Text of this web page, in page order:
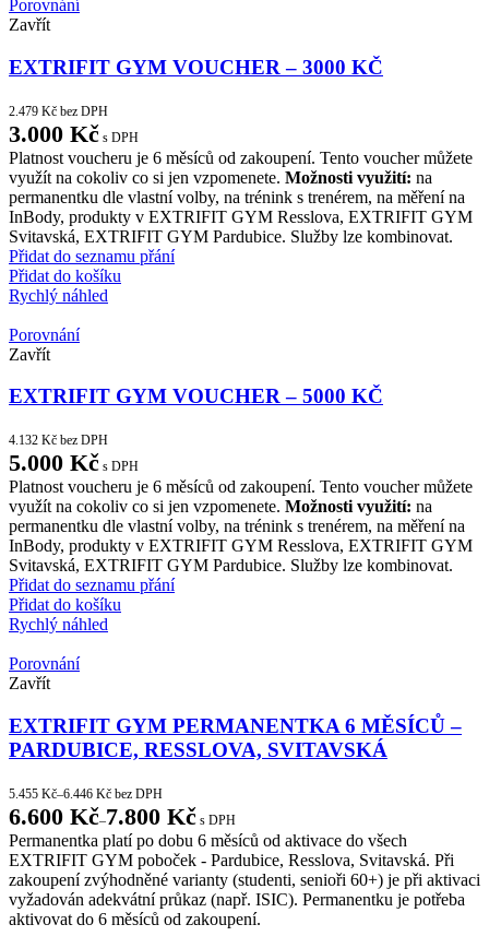
Porovnání
Zavřít
EXTRIFIT GYM VOUCHER – 3000 KČ
2.479 Kč bez DPH
3.000 Kč s DPH
Platnost voucheru je 6 měsíců od zakoupení. Tento voucher můžete
využít na cokoliv co si jen vzpomenete. Možnosti využití: na
permanentku dle vlastní volby, na trénink s trenérem, na měření na
InBody, produkty v EXTRIFIT GYM Resslova, EXTRIFIT GYM
Svitavská, EXTRIFIT GYM Pardubice. Služby lze kombinovat.
Přidat do seznamu přání
Přidat do košíku
Rychlý náhled
Porovnání
Zavřít
EXTRIFIT GYM VOUCHER – 5000 KČ
4.132 Kč bez DPH
5.000 Kč s DPH
Platnost voucheru je 6 měsíců od zakoupení. Tento voucher můžete
využít na cokoliv co si jen vzpomenete. Možnosti využití: na
permanentku dle vlastní volby, na trénink s trenérem, na měření na
InBody, produkty v EXTRIFIT GYM Resslova, EXTRIFIT GYM
Svitavská, EXTRIFIT GYM Pardubice. Služby lze kombinovat.
Přidat do seznamu přání
Přidat do košíku
Rychlý náhled
Porovnání
Zavřít
EXTRIFIT GYM PERMANENTKA 6 MĚSÍCŮ –
PARDUBICE, RESSLOVA, SVITAVSKÁ
5.455 Kč–6.446 Kč bez DPH
6.600 Kč–7.800 Kč s DPH
Permanentka platí po dobu 6 měsíců od aktivace do všech
EXTRIFIT GYM poboček - Pardubice, Resslova, Svitavská. Při
zakoupení zvýhodněné varianty (studenti, senioři 60+) je při aktivaci
vyžadován adekvátní průkaz (např. ISIC). Permanentku je potřeba
aktivovat do 6 měsíců od zakoupení.